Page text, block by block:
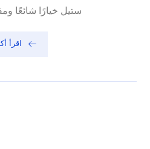
ستيل خيارًا شائعًا
اقرأ